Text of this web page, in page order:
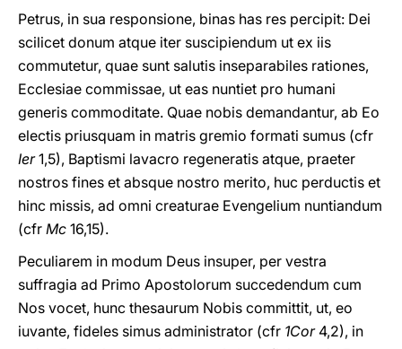
Petrus, in sua responsione, binas has res percipit: Dei
scilicet donum atque iter suscipiendum ut ex iis
commutetur, quae sunt salutis inseparabiles rationes,
Ecclesiae commissae, ut eas nuntiet pro humani
generis commoditate. Quae nobis demandantur, ab Eo
electis priusquam in matris gremio formati sumus (cfr
Ier1,5), Baptismi lavacro regeneratis atque, praeter
nostros fines et absque nostro merito, huc perductis et
hinc missis, ad omni creaturae Evengelium nuntiandum
(cfr Mc 16,15).
Peculiarem in modum Deus insuper, per vestra
suffragia ad Primo Apostolorum succedendum cum
Nos vocet, hunc thesaurum Nobis committit, ut, eo
iuvante, fideles simus administrator (cfr 1Cor4,2), in